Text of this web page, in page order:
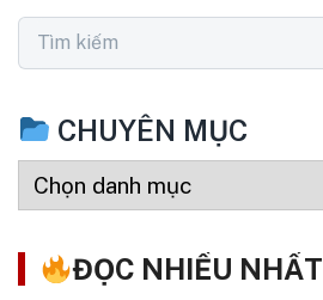
CHUYÊN MỤC
ĐỌC NHIỀU NHẤT